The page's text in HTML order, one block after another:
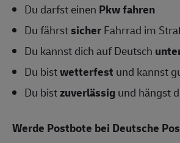
Du darfst einen Pkw fahren
Du fährstsicherFahrrad im
Du kannst dich auf Deutsch
Du bistwetterfest und kannst
Du bistzuverlässigund hängst
Werde Postbote bei Deutsche